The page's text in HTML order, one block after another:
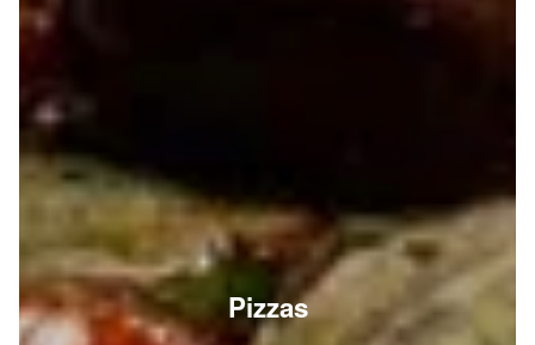
Pizzas